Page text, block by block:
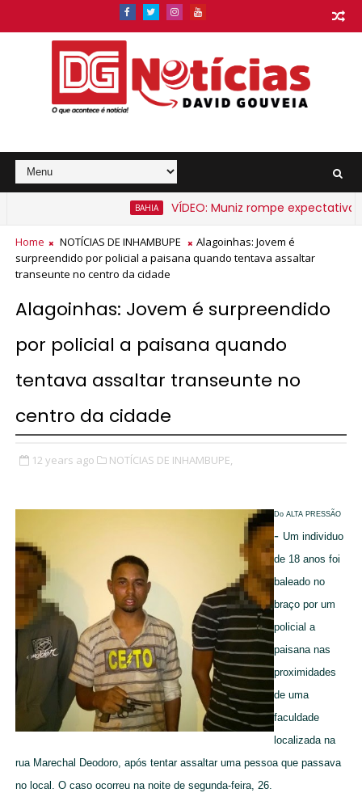
VÍDEO: Muniz rompe expectativa e
Bahia a partir de segunda-feira
Home NOTÍCIAS DE INHAMBUPE
Alagoinhas: Jovem é
surpreendido por policial a paisana quando tentava assaltar
transeunte no centro da cidade
Alagoinhas: Jovem é surpreendido
por policial a paisana quando
tentava assaltar transeunte no
centro da cidade
12 years ago NOTÍCIAS DE INHAMBUPE,
Do ALTA PRESSÃO
- Um individuo
de 18 anos foi
baleado no
braço por um
policial a
paisana nas
proximidades
de uma
faculdade
localizada na
rua Marechal Deodoro, após tentar assaltar uma pessoa que passava
no local. O caso ocorreu na noite de segunda-feira, 26.